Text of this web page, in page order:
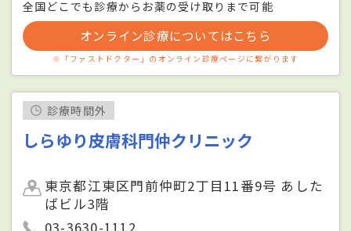
全国どこでも診療からお薬の受け取りまで可能
オンライン診療についてはこちら
※「ファストドクター」のオンライン診療ページに繋がります
診療時間外
しらゆり皮膚科門仲クリニック
東京都江東区門前仲町2丁目11番9号 あした
ばビル3階
03-3630-1112